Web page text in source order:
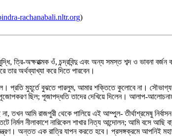
rachanabali.nltr.org)
ত্রি-অক্ষরাত্মক ওঁ, চন্দ্রবিন্দু এবং অন্য সমস্ত শব্দ ও ভাবনা
অর্থব্যাখ্যা করে দিতে পারবেন।
মুহূর্তে বুঝতে পারলুম, আমার শক্তিতে কুলোবে না।
পূজোপকরণ ছিল; পূজাপদ্ধতি তাদের দেখিয়ে দিলেন। আলাপ-
তখন আমি রাজপুরী থেকে পালিয়ে এই আম্পুল- তীর্থাশ্রমেষু
নির্মল নীলাকাশে নারিকেল শাখার নিত্য আন্দোলন; আমি বসে
অন্তত এক রাত্রি যাপন করতে হবে। প্রসঙ্গক্রমে আপনিই